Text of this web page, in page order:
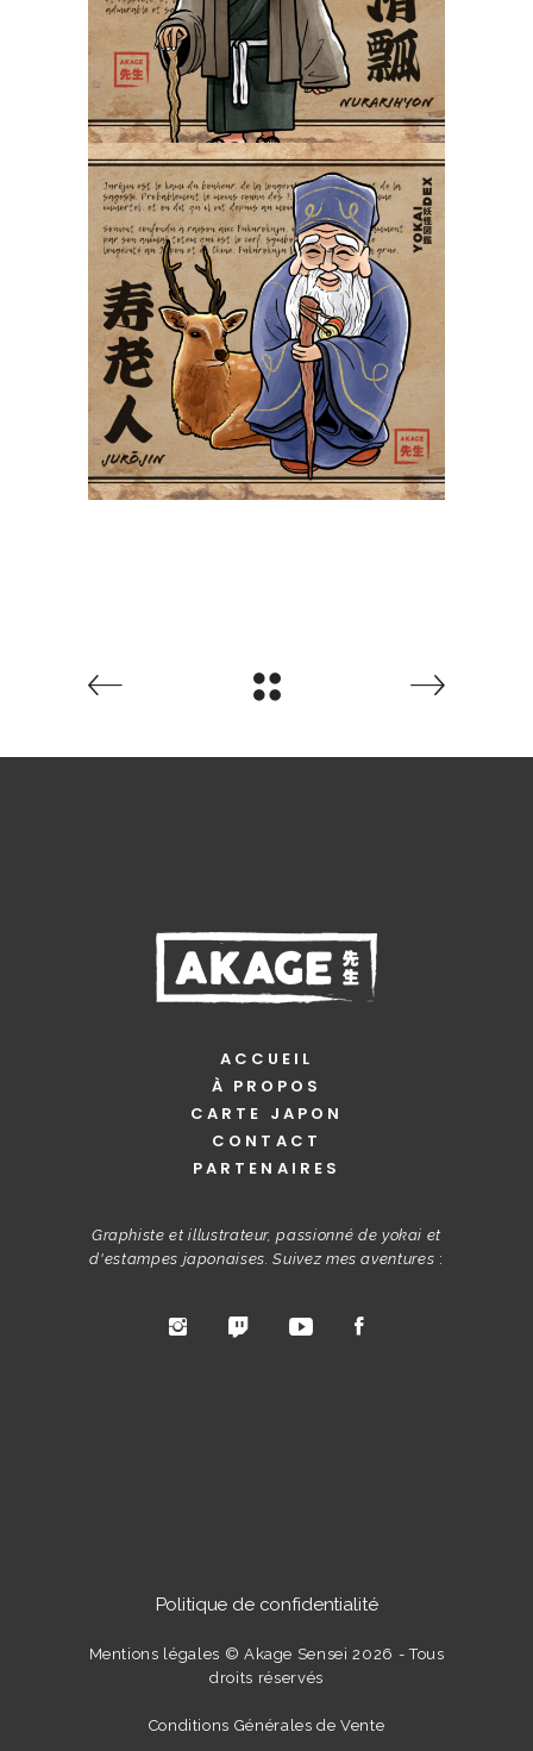
Jurōjin 寿老人
Yokaidex
ACCUEIL
À PROPOS
CARTE JAPON
CONTACT
PARTENAIRES
Graphiste et illustrateur, passionné de yokai et
d'estampes japonaises. Suivez mes aventures :
Politique de confidentialité
Mentions légales © Akage Sensei 2026 - Tous
droits réservés
Conditions Générales de Vente